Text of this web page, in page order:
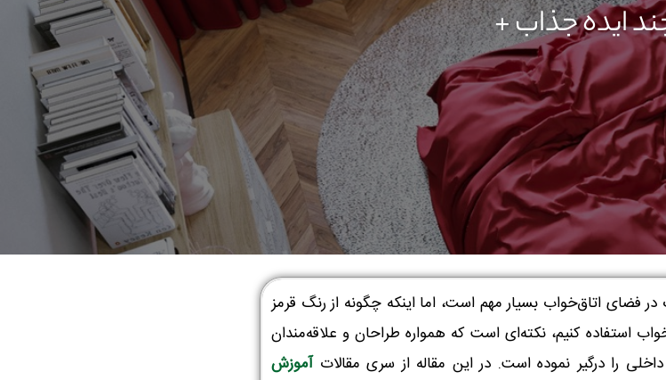
ایده جذاب +
در فضای اتاق‌خواب بسیار مهم است، اما اینکه چگونه از رنگ قرمز
استفاده کنیم، نکته‌ای است که همواره طراحان و علاقه‌مندان
را درگیر نموده ‌است. در این مقاله از سری مقالاتآموزش